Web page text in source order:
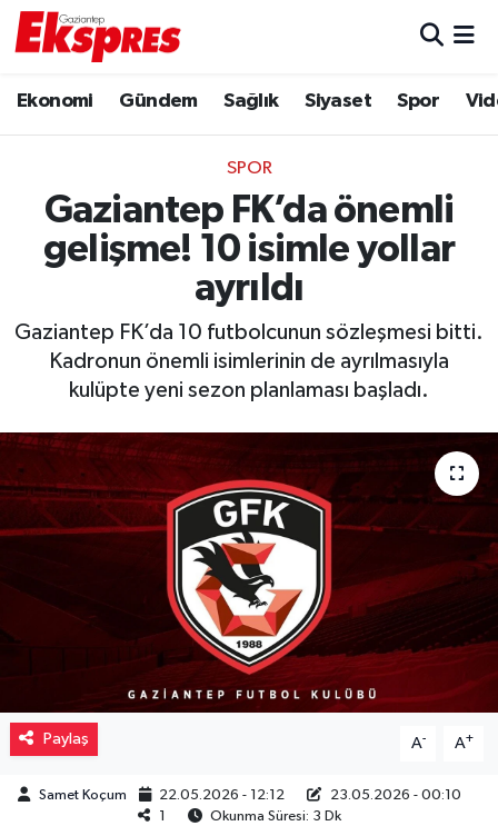
Ekonomi Gündem Sağlık Siyaset Spor
SPOR
Gaziantep FK’da önemli
gelişme! 10 isimle yollar
ayrıldı
Gaziantep FK’da 10 futbolcunun sözleşmesi bitti.
Kadronun önemli isimlerinin de ayrılmasıyla
kulüpte yeni sezon planlaması başladı.
Paylaş A- A+
Samet Koçum 22.05.2026 - 12:12
23.05.2026 - 00:10
1
Okunma Süresi: 3 Dk
Ekonomi
Gaziantep son dakika
Genel
Haberler
Magazin
Müzik
Resmi İlanlar
Sağlık
Trafik Durumu
Puan Durumu ve Fikstür
Tüm Manşetler
Son Dakika Haberleri
Haber Arşivi